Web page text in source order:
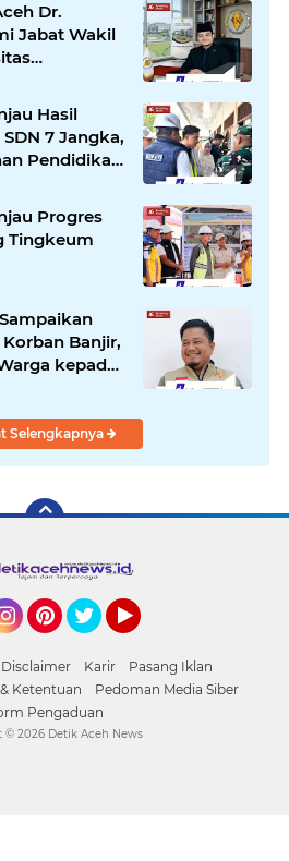
Dr.
Jabat Wakil
Hasil
7 Jangka,
Pendidikan
Optimal
Progres
Tingkeum
Banjir,
kepada
Selengkapnya
Disclaimer Karir
Pasang Iklan
Ketentuan
Pedoman Media Siber
Pengaduan
© 2026 Detik Aceh News